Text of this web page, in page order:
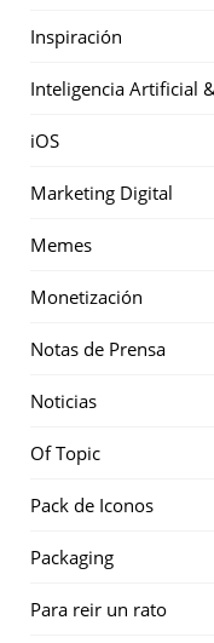
Inspiración
Inteligencia Artificial
iOS
Marketing Digital
Memes
Monetización
Notas de Prensa
Noticias
Of Topic
Pack de Iconos
Packaging
Para reir un rato